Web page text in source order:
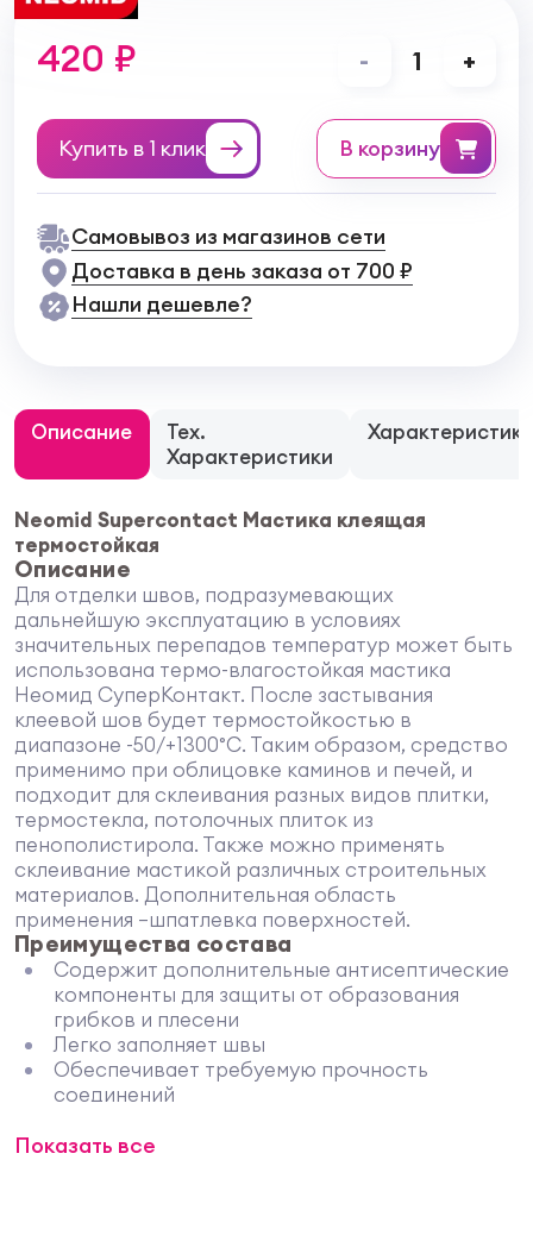
420 ₽ - 1 +
Купить в 1 клик в корзину
Самовывоз из магазинов сети
Доставка в день заказа от 700 ₽
Нашли дешевле?
Описание
Тех.
Характеристики
Характеристики
Neomid Supercontact Мастика клеящая
термостойкая
Описание
Для отделки швов, подразумевающих
дальнейшую эксплуатацию в условиях
значительных перепадов температур может быть
использована термо-влагостойкая мастика
Неомид СуперКонтакт. После застывания
клеевой шов будет термостойкостью в
диапазоне -50/+1300°С. Таким образом, средство
применимо при облицовке каминов и печей, и
подходит для склеивания разных видов плитки,
термостекла, потолочных плиток из
пенополистирола. Также можно применять
склеивание мастикой различных строительных
материалов. Дополнительная область
применения –шпатлевка поверхностей.
Преимущества состава
Содержит дополнительные антисептические
компоненты для защиты от образования
грибков и плесени
Легко заполняет швы
Обеспечивает требуемую прочность
соединений
материалов
Показать все